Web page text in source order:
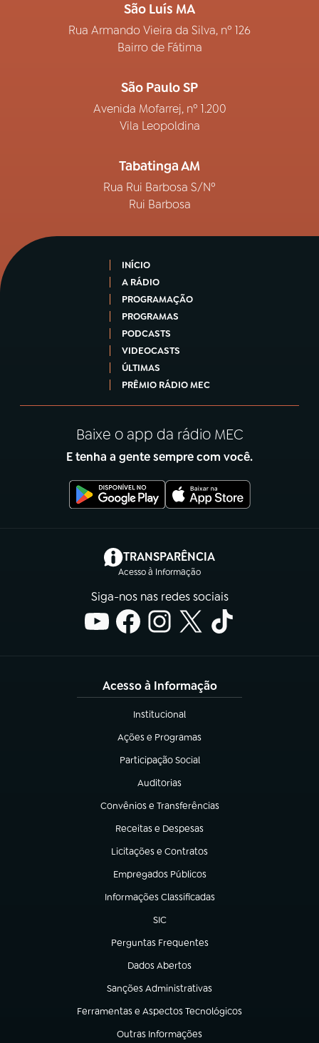
São Luís MA
Rua Armando Vieira da Silva, nº 126
Bairro de Fátima
São Paulo SP
Avenida Mofarrej, nº 1.200
Vila Leopoldina
Tabatinga AM
Rua Rui Barbosa S/Nº
Rui Barbosa
INÍCIO
A RÁDIO
PROGRAMAÇÃO
PROGRAMAS
PODCASTS
VIDEOCASTS
ÚLTIMAS
PRÊMIO RÁDIO MEC
Baixe o app da rádio MEC
E tenha a gente sempre com você.
TRANSPARÊNCIA
Acesso à Informação
(abre em nova aba)
Siga-nos nas redes sociais
Acesso à Informação
Institucional
(abre em nova aba)
Ações e Programas
(abre em nova aba)
Participação Social
(abre em nova aba)
Auditorias
(abre em nova aba)
Convênios e Transferências
(abre em nova aba)
Receitas e Despesas
(abre em nova aba)
Licitações e Contratos
(abre em nova aba)
Empregados Públicos
(abre em nova aba)
Informações Classificadas
(abre em nova aba)
SIC
(abre em nova aba)
Perguntas Frequentes
(abre em nova aba)
Dados Abertos
(abre em nova aba)
Sanções Administrativas
(abre em nova aba)
Ferramentas e Aspectos Tecnológicos
(abre em nova aba)
Outras Informações
(abre em nova aba)